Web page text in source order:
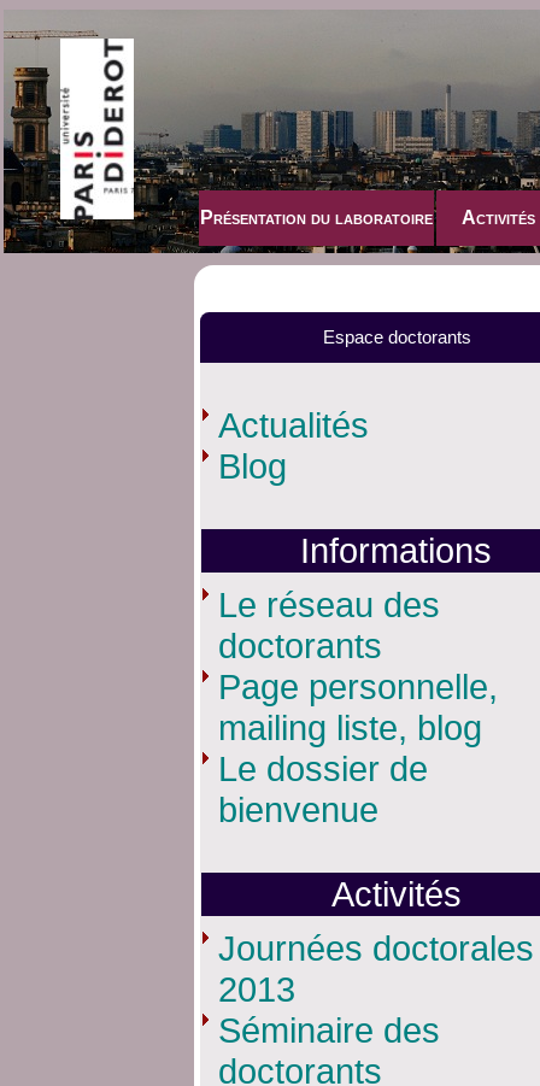
Présentation du laboratoire Activités
Espace doctorants
Actualités
Blog
Informations
Le réseau des
doctorants
Page personnelle,
mailing liste, blog
Le dossier de
bienvenue
Activités
Journées doctorales
2013
Séminaire des
doctorants